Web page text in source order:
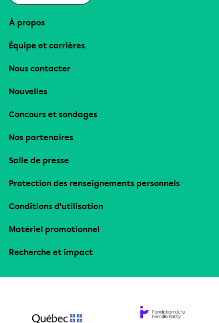
À propos
Équipe et carrières
Nous contacter
Nouvelles
Concours et sondages
Nos partenaires
Salle de presse
Protection des renseignements personnels
Conditions d’utilisation
Matériel promotionnel
Recherche et impact